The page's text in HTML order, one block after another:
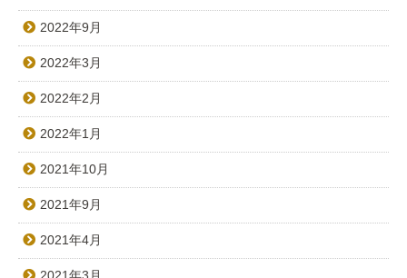
2022年9月
2022年3月
2022年2月
2022年1月
2021年10月
2021年9月
2021年4月